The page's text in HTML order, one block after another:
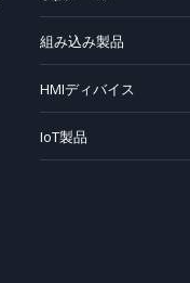
組み込み製品
HMIディバイス
IoT製品